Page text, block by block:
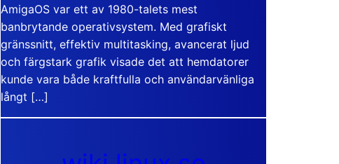
AmigaOS var ett av 1980-talets mest
banbrytande operativsystem. Med grafiskt
gränssnitt, effektiv multitasking, avancerat ljud
och färgstark grafik visade det att hemdatorer
kunde vara både kraftfulla och användarvänliga
långt […]